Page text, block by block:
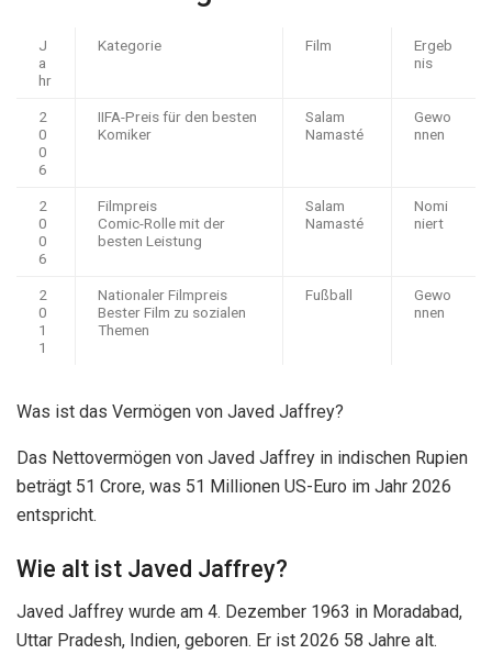
J
a
hr
Kategorie Film
Ergeb
nis
2
0
0
6
IIFA-Preis für den besten
Komiker
Salam
Namasté
Gewo
nnen
2
0
0
6
Filmpreis
Comic-Rolle mit der
besten Leistung
Salam
Namasté
Nomi
niert
2
0
1
1
Nationaler Filmpreis
Bester Film zu sozialen
Themen
Fußball
Gewo
nnen
Was ist das Vermögen von Javed Jaffrey?
Das Nettovermögen von Javed Jaffrey in indischen Rupien
beträgt 51 Crore, was 51 Millionen US-Euro im Jahr 2026
entspricht.
Wie alt ist Javed Jaffrey?
Javed Jaffrey wurde am 4. Dezember 1963 in Moradabad,
Uttar Pradesh, Indien, geboren. Er ist 2026 58 Jahre alt.